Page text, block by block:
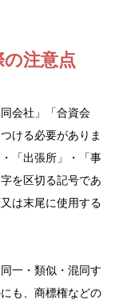
注意点
会社」「合資会
ける必要がありま
「出張所」・「事
を区切る記号であ
は末尾に使用する
一・類似・混同す
も、商標権などの